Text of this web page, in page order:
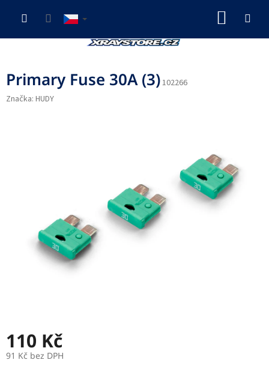
Primary Fuse 30A (3)102266
Značka: HUDY
110 Kč
91 Kč bez DPH